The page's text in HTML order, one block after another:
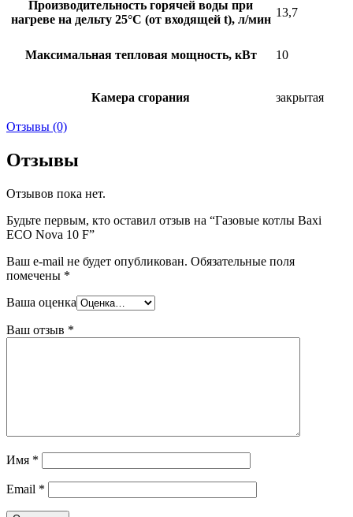
Производительность горячей воды при
нагреве на дельту 25°C (от входящей t), л/мин
13,7
Максимальная тепловая мощность, кВт 10
Камера сгорания закрытая
Отзывы (0)
Отзывы
Отзывов пока нет.
Будьте первым, кто оставил отзыв на “Газовые котлы Baxi
ECO Nova 10 F”
Ваш e-mail не будет опубликован. Обязательные поля
помечены *
Ваша оценка
Ваш отзыв *
Имя *
Email *